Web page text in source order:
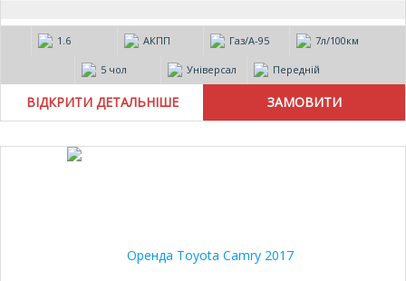
1.6 АКПП Газ/А-95 7л/100км
5 чол Універсал Передній
ВІДКРИТИ ДЕТАЛЬНІШЕ